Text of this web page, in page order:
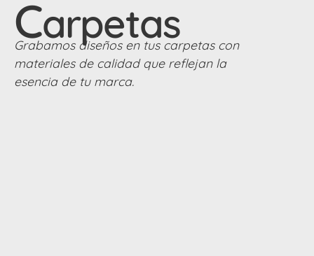
Carpetas
Grabamos diseños en tus carpetas con
materiales de calidad que reflejan la
esencia de tu marca.